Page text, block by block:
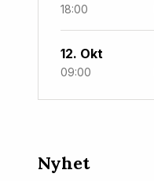
18:00
12. Okt
09:00
Nyeste
Nyhet